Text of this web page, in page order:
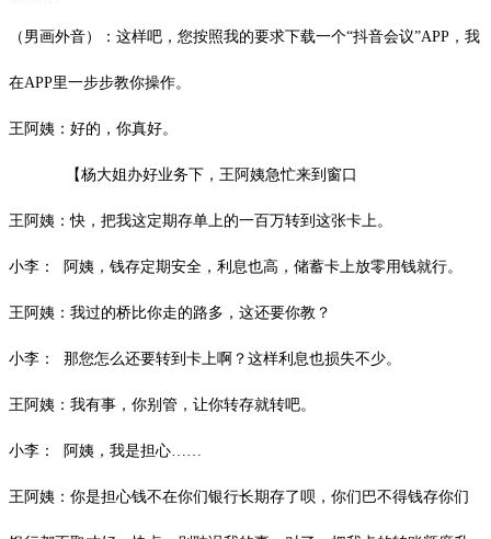
（男画外音）：这样吧，您按照我的要求下载一个“抖音会议”APP，我
在APP里一步步教你操作。
王阿姨：好的，你真好。
【杨大姐办好业务下，王阿姨急忙来到窗口
王阿姨：快，把我这定期存单上的一百万转到这张卡上。
小李： 阿姨，钱存定期安全，利息也高，储蓄卡上放零用钱就行。
王阿姨：我过的桥比你走的路多，这还要你教？
小李： 那您怎么还要转到卡上啊？这样利息也损失不少。
王阿姨：我有事，你别管，让你转存就转吧。
小李： 阿姨，我是担心……
王阿姨：你是担心钱不在你们银行长期存了呗，你们巴不得钱存你们